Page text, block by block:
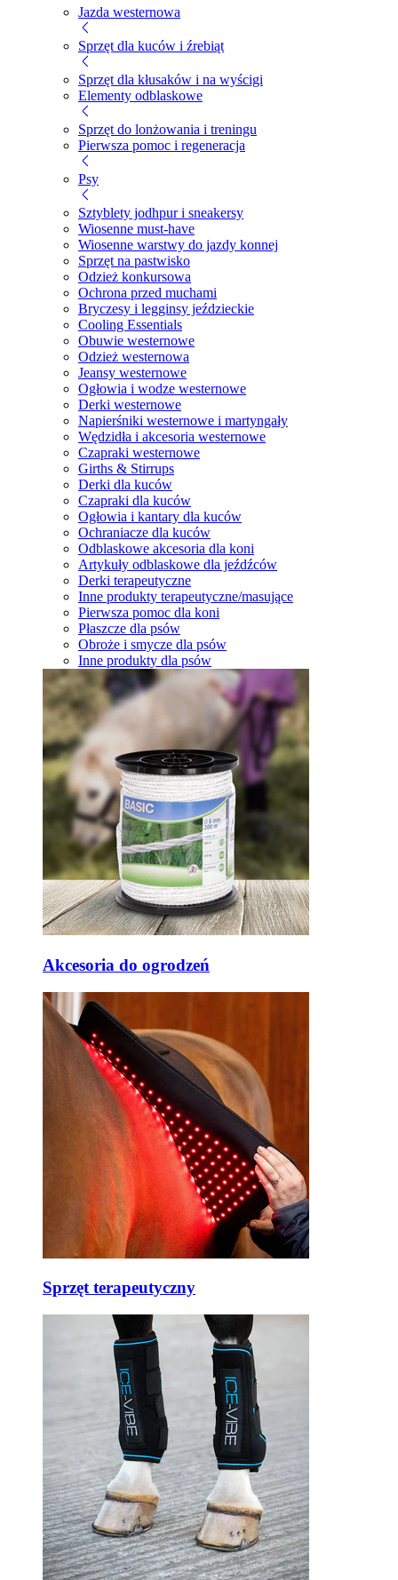
Jazda westernowa
Sprzęt dla kuców i źrebiąt
Sprzęt dla kłusaków i na wyścigi
Elementy odblaskowe
Sprzęt do lonżowania i treningu
Pierwsza pomoc i regeneracja
Psy
Sztyblety jodhpur i sneakersy
Wiosenne must-have
Wiosenne warstwy do jazdy konnej
Sprzęt na pastwisko
Odzież konkursowa
Ochrona przed muchami
Bryczesy i legginsy jeździeckie
Cooling Essentials
Obuwie westernowe
Odzież westernowa
Jeansy westernowe
Ogłowia i wodze westernowe
Derki westernowe
Napierśniki westernowe i martyngały
Wędzidła i akcesoria westernowe
Czapraki westernowe
Girths & Stirrups
Derki dla kuców
Czapraki dla kuców
Ogłowia i kantary dla kuców
Ochraniacze dla kuców
Odblaskowe akcesoria dla koni
Artykuły odblaskowe dla jeźdźców
Derki terapeutyczne
Inne produkty terapeutyczne/masujące
Pierwsza pomoc dla koni
Płaszcze dla psów
Obroże i smycze dla psów
Inne produkty dla psów
Akcesoria do ogrodzeń
Sprzęt terapeutyczny